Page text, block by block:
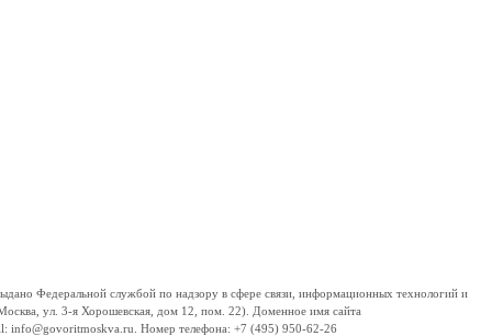
Федеральной службой по надзору в сфере связи, информационных технологий и
ул. 3-я Хорошевская, дом 12, пом. 22). Доменное имя сайта
info@govoritmoskva.ru. Номер телефона: +7 (495) 950-62-26